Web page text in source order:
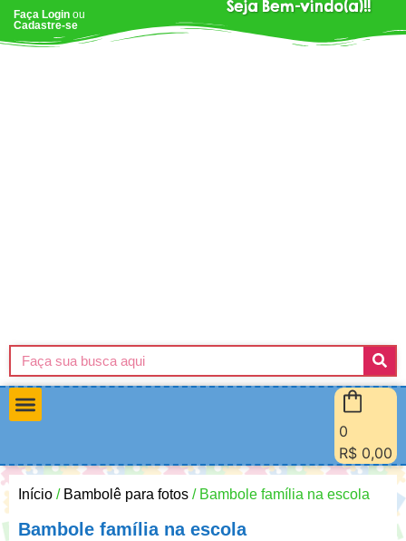
Faça Login ou
Cadastre-se
Seja Bem-vindo(a)!!
0
R$ 0,00
Início / Bambolê para fotos / Bambole família na escola
Bambole família na escola